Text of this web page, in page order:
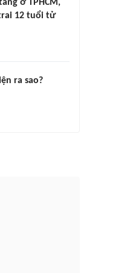
ở TPHCM,
12 tuổi tử
ra sao?